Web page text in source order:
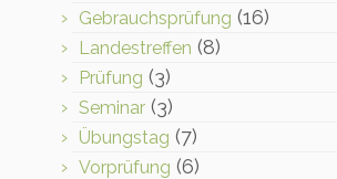
Gebrauchsprüfung (16)
Landestreffen (8)
Prüfung (3)
Seminar (3)
Übungstag (7)
Vorprüfung (6)